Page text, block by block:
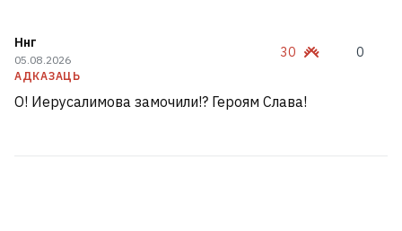
Ннг
05.08.2026
АДКАЗАЦЬ
30 0
О! Иерусалимова замочили!? Героям Слава!